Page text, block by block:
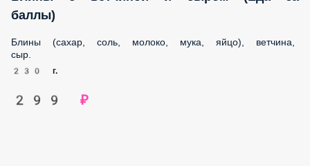
Блины (сахар, соль, молоко, мука, яйцо), ветчина, сыр.
299 ₽